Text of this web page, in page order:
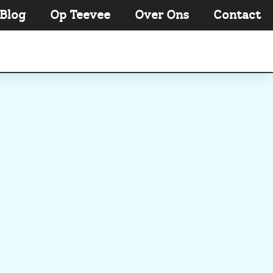
Blog Op Teevee Over Ons Contact